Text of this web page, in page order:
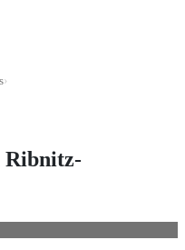
›
Ribnitz-